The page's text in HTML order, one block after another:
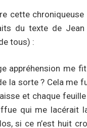
cette
du texte de
tous) :
appréhension me
la sorte ? Cela me
et chaque
qui me lacérait
si ce n’est huit